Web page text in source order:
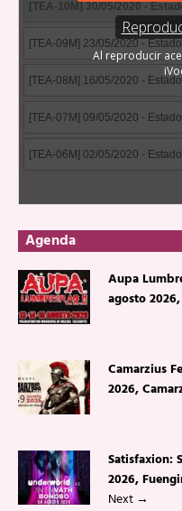
Agenda
Aupa
agosto
Camarzius
2026,
Satisfaxion:
2026,
Next →